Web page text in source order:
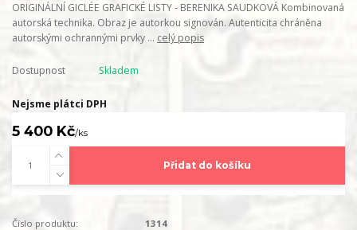
ORIGINÁLNÍ GICLÉE GRAFICKÉ LISTY - BERENIKA SAUDKOVÁ Kombinovaná
autorská technika. Obraz je autorkou signován. Autenticita chráněna
autorskými ochrannými prvky ... celý popis
Dostupnost Skladem
Nejsme plátci DPH
5 400 Kč/ks
Přidat do košíku
Číslo produktu:
1314